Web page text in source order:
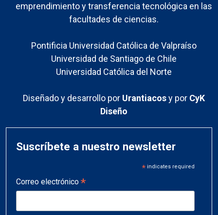
emprendimiento y transferencia tecnológica en las
facultades de ciencias.
Pontificia Universidad Católica de Valpraíso
Universidad de Santiago de Chile
Universidad Católica del Norte
Diseñado y desarrollo por Urantiacosy por CyK
Diseño
Suscríbete a nuestro newsletter
*indicates required
Correo electrónico *